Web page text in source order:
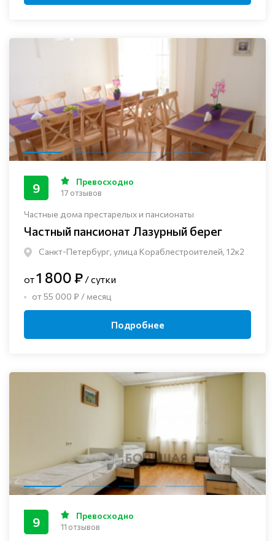
Частные дома престарелых и пансионаты
Частный пансионат Лазурный берег
Санкт-Петербург, улица Кораблестроителей, 12к2
9 Превосходно
17 отзывов
от1 800 ₽ / сутки
от 55 000 ₽ / месяц
Подробнее
9 Превосходно
11 отзывов